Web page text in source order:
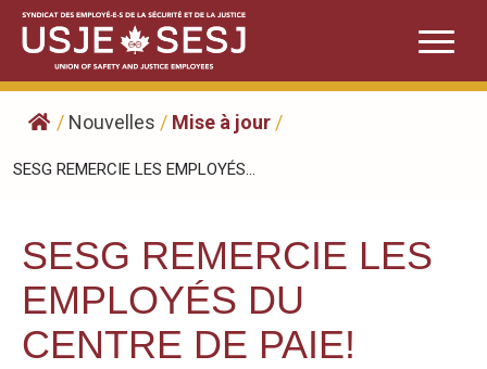
Skip
content
/ Nouvelles / Mise à jour /
SESG REMERCIE LES EMPLOYÉS...
SESG REMERCIE LES
EMPLOYÉS DU
CENTRE DE PAIE!